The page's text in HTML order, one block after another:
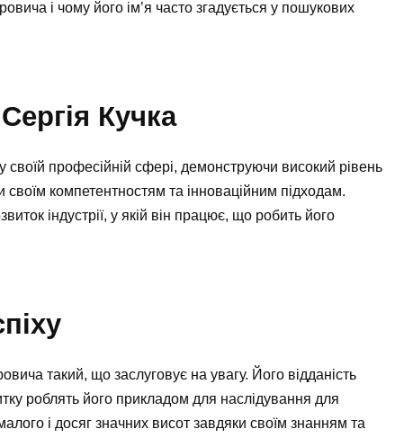
і чому його ім’я часто згадується у пошукових
Кучка
професійній сфері, демонструючи високий рівень
компетентностям та інноваційним підходам.
індустрії, у якій він працює, що робить його
такий, що заслуговує на увагу. Його відданість
роблять його прикладом для наслідування для
і досяг значних висот завдяки своїм знанням та